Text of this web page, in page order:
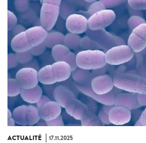
ACTUALITÉ 17.11.2025